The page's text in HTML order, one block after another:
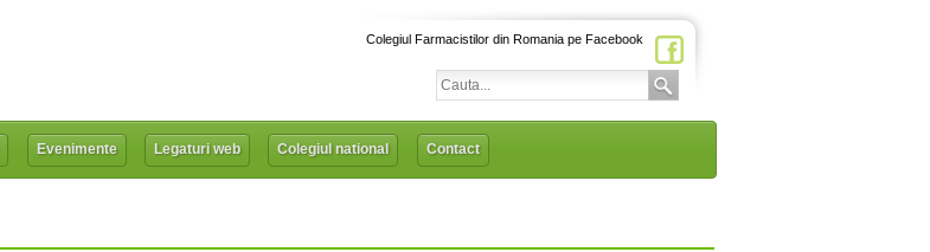
Colegiul Farmacistilor din Romania pe Facebook
Evenimente Legaturi web Colegiul national Contact